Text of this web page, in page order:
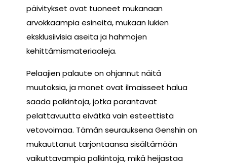
päivitykset ovat tuoneet mukanaan
arvokkaampia esineitä, mukaan lukien
eksklusiivisia aseita ja hahmojen
kehittämismateriaaleja.
Pelaajien palaute on ohjannut näitä
muutoksia, ja monet ovat ilmaisseet halua
saada palkintoja, jotka parantavat
pelattavuutta eivätkä vain esteettistä
vetovoimaa. Tämän seurauksena Genshin on
mukauttanut tarjontaansa sisältämään
vaikuttavampia palkintoja, mikä heijastaa